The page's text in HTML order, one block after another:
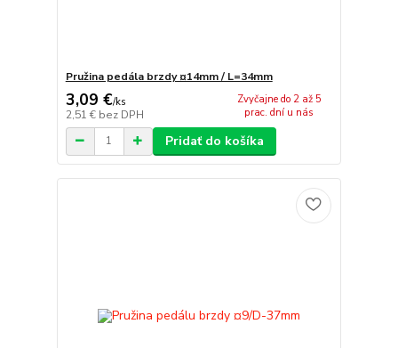
Pružina pedála brzdy ¤14mm / L=34mm
3,09 €/ks
2,51 € bez DPH
Zvyčajne do 2 až 5
prac. dní u nás
Pridať do košíka